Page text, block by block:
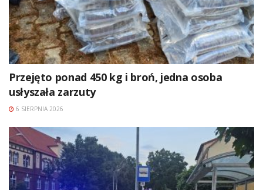
Przejęto ponad 450 kg i broń, jedna osoba
usłyszała zarzuty
6 SIERPNIA 2026